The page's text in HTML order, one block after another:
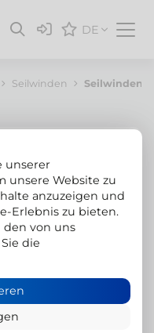
DE
Seilwinden
unserer
unsere Website zu
anzuzeigen und
Erlebnis zu bieten.
von uns
die